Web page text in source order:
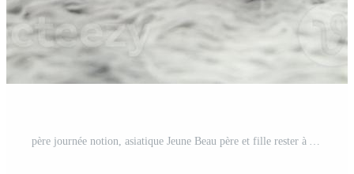
père journée notion, asiatique Jeune Beau père et fille rester à Accueil ensemble Photo Pro